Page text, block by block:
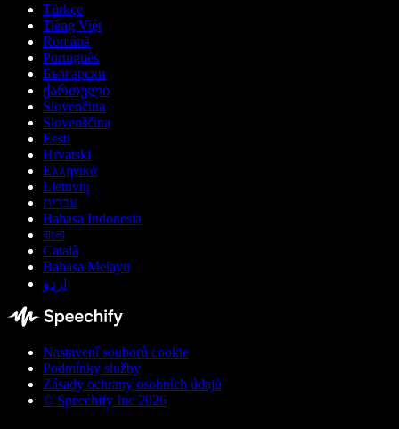
Türkçe
Tiếng Việt
Română
Português
Български
ქართული
Slovenčina
Slovenščina
Eesti
Hrvatski
Ελληνικά
Lietuvių
עברית
Bahasa Indonesia
বাংলা
Català
Bahasa Melayu
اردو
Nastavení souborů cookie
Podmínky služby
Zásady ochrany osobních údajů
© Speechify Inc 2026